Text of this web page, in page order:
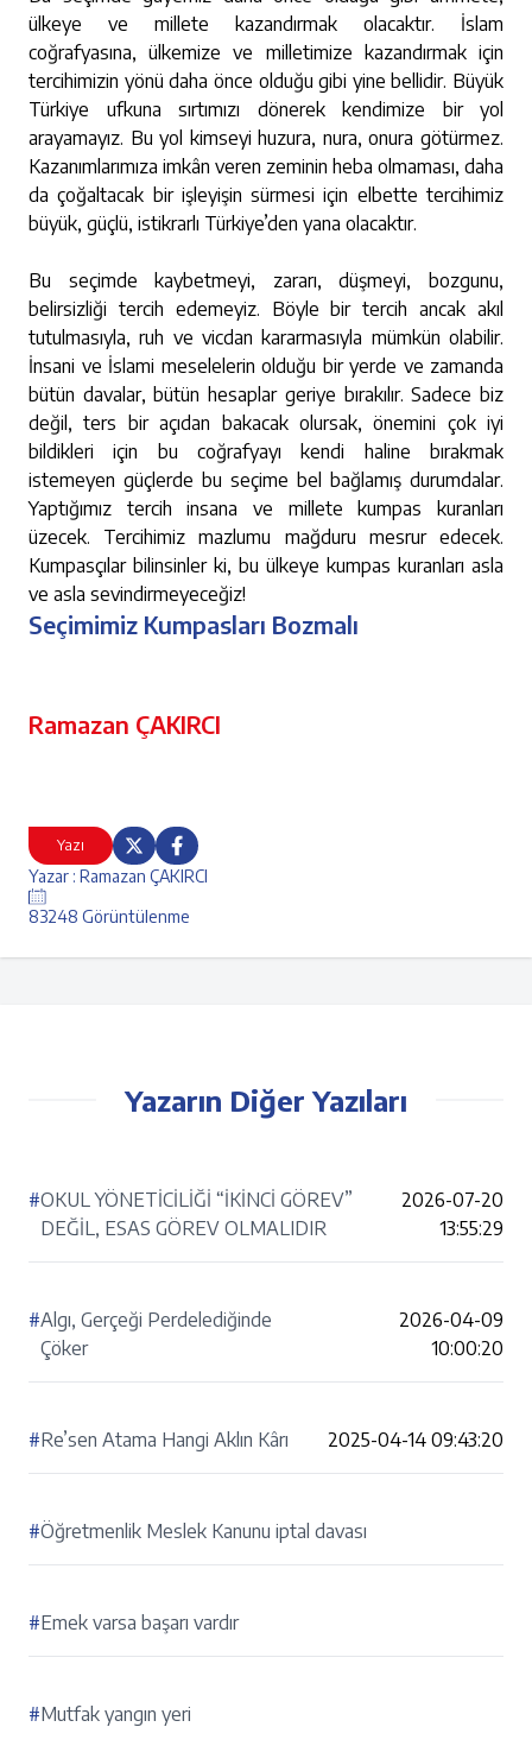
Yazı
Yazar : Ramazan ÇAKIRCI
83248 Görüntülenme
Seçimimiz Kumpasları Bozmalı
Ramazan ÇAKIRCI
ülkeye ve millete kazandırmak olacaktır. İslam
coğrafyasına, ülkemize ve milletimize kazandırmak için
tercihimizin yönü daha önce olduğu gibi yine bellidir. Büyük
Türkiye ufkuna sırtımızı dönerek kendimize bir yol
arayamayız. Bu yol kimseyi huzura, nura, onura götürmez.
Kazanımlarımıza imkân veren zeminin heba olmaması, daha
da çoğaltacak bir işleyişin sürmesi için elbette tercihimiz
büyük, güçlü, istikrarlı Türkiye’den yana olacaktır.
Bu seçimde kaybetmeyi, zararı, düşmeyi, bozgunu,
belirsizliği tercih edemeyiz. Böyle bir tercih ancak akıl
tutulmasıyla, ruh ve vicdan kararmasıyla mümkün olabilir.
İnsani ve İslami meselelerin olduğu bir yerde ve zamanda
bütün davalar, bütün hesaplar geriye bırakılır. Sadece biz
değil, ters bir açıdan bakacak olursak, önemini çok iyi
bildikleri için bu coğrafyayı kendi haline bırakmak
istemeyen güçlerde bu seçime bel bağlamış durumdalar.
Yaptığımız tercih insana ve millete kumpas kuranları
üzecek. Tercihimiz mazlumu mağduru mesrur edecek.
Kumpasçılar bilinsinler ki, bu ülkeye kumpas kuranları asla
ve asla sevindirmeyeceğiz!
Yazarın Diğer Yazıları
#OKUL YÖNETİCİLİĞİ “İKİNCİ GÖREV”
DEĞİL, ESAS GÖREV OLMALIDIR
2026-07-20
13:55:29
#Algı, Gerçeği Perdelediğinde
Çöker
2026-04-09
10:00:20
#Re’sen Atama Hangi Aklın Kârı 2025-04-14 09:43:20
#Öğretmenlik Meslek Kanunu iptal davası
#Emek varsa başarı vardır
#Mutfak yangın yeri